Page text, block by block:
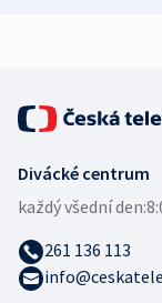
Divácké centrum
každý všední den:
261 136 113